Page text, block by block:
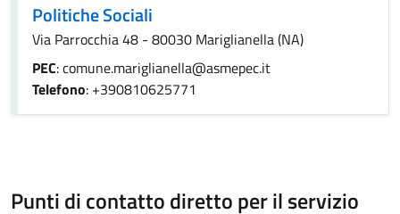
Politiche Sociali
Via Parrocchia 48 - 80030 Mariglianella (NA)
PEC: comune.mariglianella@asmepec.it
Telefono: +390810625771
Punti di contatto diretto per il servizio